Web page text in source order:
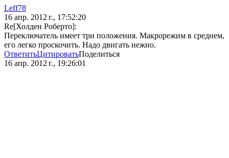
Leff78
16 апр. 2012 г., 17:52:20
Re[Холден Роберто]:
Переключатель имеет три положения. Макрорежим в среднем,
его легко проскочить. Надо двигать нежно.
ОтветитьЦитироватьПоделиться
16 апр. 2012 г., 19:26:01